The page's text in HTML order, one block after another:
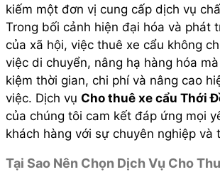
kiếm một đơn vị cung cấp dịch vụ
Trong bối cảnh hiện đại hóa và phát
của xã hội, việc thuê xe cẩu không
việc di chuyển, nâng hạ hàng hóa
kiệm thời gian, chi phí và nâng cao
việc. Dịch vụ Cho thuê xe cẩu Thới
của chúng tôi cam kết đáp ứng mọi
khách hàng với sự chuyên nghiệp và
Tại Sao Nên Chọn Dịch Vụ Cho